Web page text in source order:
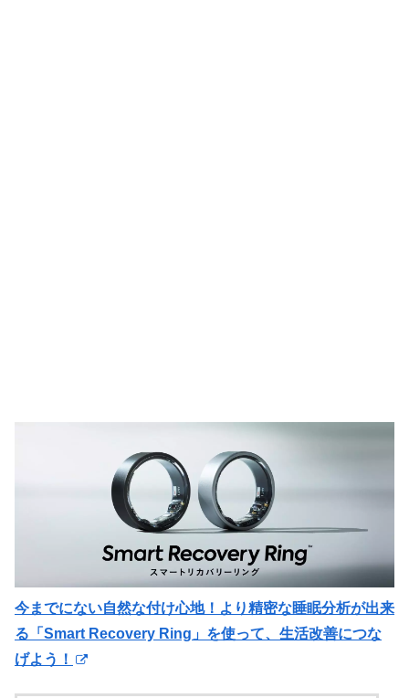
今までにない自然な付け心地！より精密な睡眠分析が出来
る「Smart Recovery Ring」を使って、生活改善につな
げよう！